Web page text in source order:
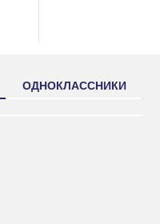
ОДНОКЛАССНИКИ